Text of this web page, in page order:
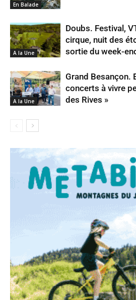
En Balade
A la Une
Doubs. Festival,
cirque, nuit des
sortie du week-
A la Une
Grand Besançon.
concerts à vivre
des Rives »